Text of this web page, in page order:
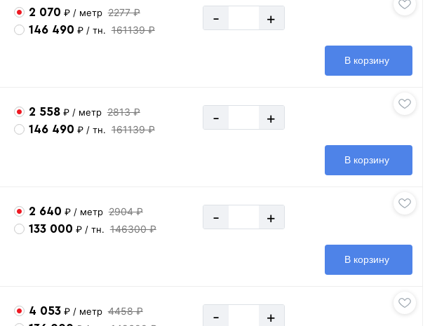
2 070 ₽ / метр 2277 ₽
146 490 ₽ / тн. 161139 ₽
- +
В корзину
2 558 ₽ / метр 2813 ₽
146 490 ₽ / тн. 161139 ₽
- +
В корзину
2 640 ₽ / метр 2904 ₽
133 000 ₽ / тн. 146300 ₽
- +
В корзину
4 053 ₽ / метр 4458 ₽
- +